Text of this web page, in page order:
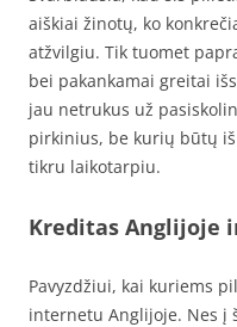
aiškiai žinotų, ko
atžvilgiu. Tik tuomet
bei pakankamai greitai
jau netrukus už
pirkinius, be kurių būtų
tikru laikotarpiu.
Kreditas Anglijoje
Pavyzdžiui, kai kuriems
internetu Anglijoje. Nes į